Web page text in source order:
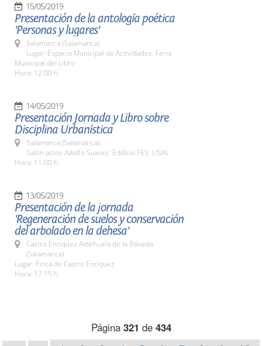
15/05/2019
Presentación de la antología poética
'Personas y lugares'
Salamanca (Salamanca)
Lugar: Espacio Municipal de Actividades. Feria
Municipal del Libro
Hora: 12:00 h.
14/05/2019
Presentación Jornada y Libro sobre
Disciplina Urbanística
Salamanca (Salamanca)
Salón actos Adolfo Suarez. Edificio FES. USAL
Hora: 11:00 h.
13/05/2019
Presentación de la jornada
'Regeneración de suelos y conservación
del arbolado en la dehesa'
Castro Enriquez Aldehuela de la Bóveda
(Salamanca)
Lugar: Finca de Castro Enríquez
Hora: 17:15 h.
Página 321 de 434